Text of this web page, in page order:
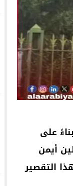
على
أيمن
التقصير